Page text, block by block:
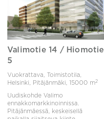
Valimotie 14 / Hiomotie
5
Vuokrattava, Toimistotila,
Helsinki, Pitäjänmäki, 15000 m2
Uudiskohde Valimo
ennakkomarkkinoinnissa.
Pitäjänmäessä, keskeisellä